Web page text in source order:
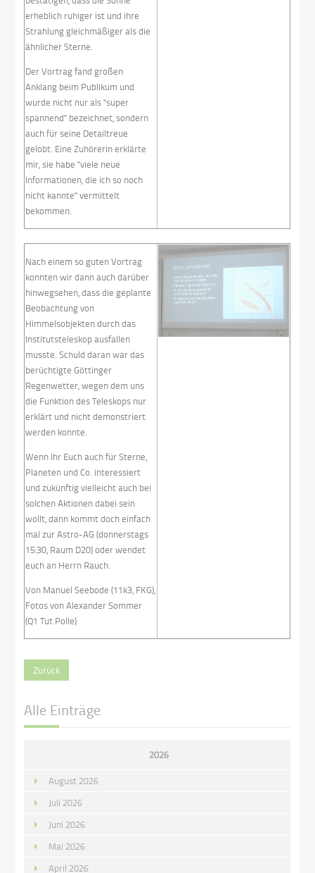
erheblich ruhiger ist und ihre
Strahlung gleichmäßiger als die
ähnlicher Sterne.
Der Vortrag fand großen
Anklang beim Publikum und
wurde nicht nur als "super
spannend" bezeichnet, sondern
auch für seine Detailtreue
gelobt. Eine Zuhörerin erklärte
mir, sie habe "viele neue
Informationen, die ich so noch
nicht kannte" vermittelt
bekommen.
Nach einem so guten Vortrag
konnten wir dann auch darüber
hinwegsehen, dass die geplante
Beobachtung von
Himmelsobjekten durch das
Institutsteleskop ausfallen
musste. Schuld daran war das
berüchtigte Göttinger
Regenwetter, wegen dem uns
die Funktion des Teleskops nur
erklärt und nicht demonstriert
werden konnte.
Wenn Ihr Euch auch für Sterne,
Planeten und Co. interessiert
und zukünftig vielleicht auch bei
solchen Aktionen dabei sein
wollt, dann kommt doch einfach
mal zur Astro-AG (donnerstags
15:30, Raum D20) oder wendet
euch an Herrn Rauch.
Von Manuel Seebode (11k3, FKG),
Fotos von Alexander Sommer
(Q1 Tut Polle)
Zurück
Alle Einträge
2026
August 2026
Juli 2026
Juni 2026
Mai 2026
April 2026